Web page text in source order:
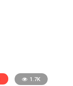
1.7K